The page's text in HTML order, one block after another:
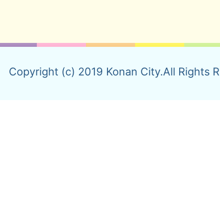
Copyright (c) 2019 Konan City.All Rights